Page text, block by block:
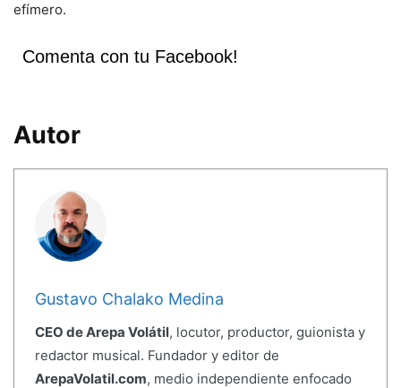
efímero.
Comenta con tu Facebook!
Autor
Gustavo Chalako Medina
CEO de Arepa Volátil, locutor, productor, guionista y
redactor musical. Fundador y editor de
ArepaVolatil.com, medio independiente enfocado